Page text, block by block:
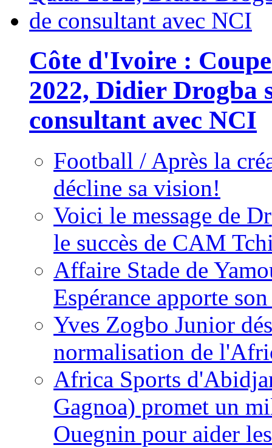
Côte d'Ivoire :
2022, Didier Drogba
consultant avec NCI
Football / Après la
décline sa vision!
Voici le message de
le succès de CAM
Affaire Stade de
Espérance apporte
Yves Zogbo Junior
normalisation de
Africa Sports
Gagnoa) promet un
Ouegnin pour aider